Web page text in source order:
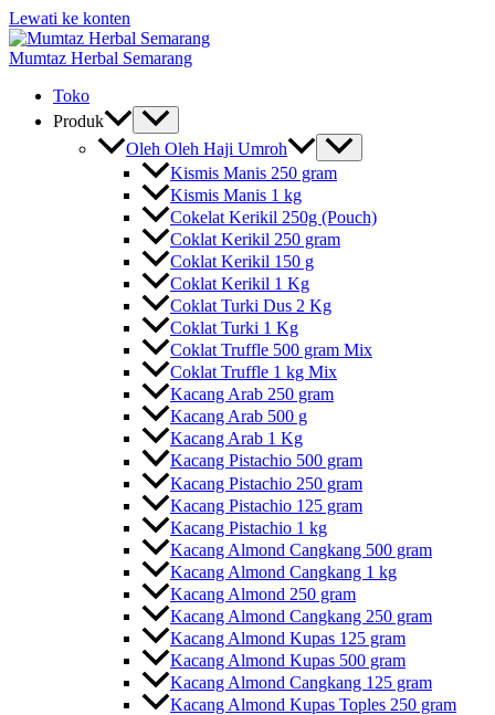
Lewati ke konten
Mumtaz Herbal Semarang
Toko
Produk
Oleh Oleh Haji Umroh
Kismis Manis 250 gram
Kismis Manis 1 kg
Cokelat Kerikil 250g (Pouch)
Coklat Kerikil 250 gram
Coklat Kerikil 150 g
Coklat Kerikil 1 Kg
Coklat Turki Dus 2 Kg
Coklat Turki 1 Kg
Coklat Truffle 500 gram Mix
Coklat Truffle 1 kg Mix
Kacang Arab 250 gram
Kacang Arab 500 g
Kacang Arab 1 Kg
Kacang Pistachio 500 gram
Kacang Pistachio 250 gram
Kacang Pistachio 125 gram
Kacang Pistachio 1 kg
Kacang Almond Cangkang 500 gram
Kacang Almond Cangkang 1 kg
Kacang Almond 250 gram
Kacang Almond Cangkang 250 gram
Kacang Almond Kupas 125 gram
Kacang Almond Kupas 500 gram
Kacang Almond Cangkang 125 gram
Kacang Almond Kupas Toples 250 gram